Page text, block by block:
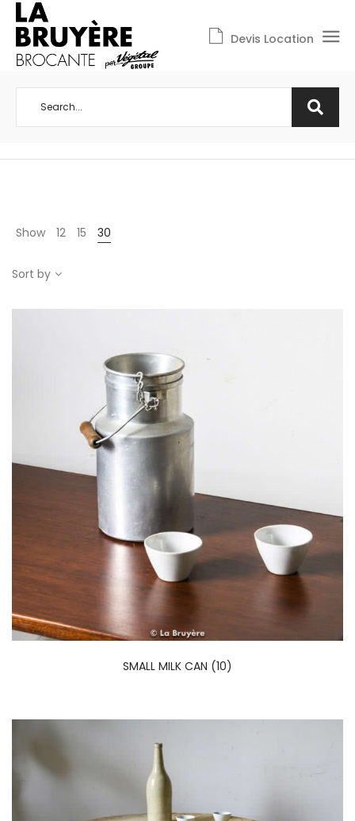
Devis Location
Show 12 15 30
Sort by
SMALL MILK CAN (10)